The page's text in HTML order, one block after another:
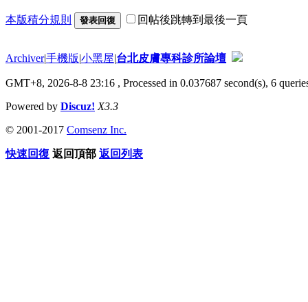
本版積分規則 發表回復 回帖後跳轉到最後一頁
Archiver|手機版|小黑屋|台北皮膚專科診所論壇
GMT+8, 2026-8-8 23:16 , Processed in 0.037687 second(s), 6
Powered by Discuz! X3.3
© 2001-2017 Comsenz Inc.
快速回復 返回頂部 返回列表